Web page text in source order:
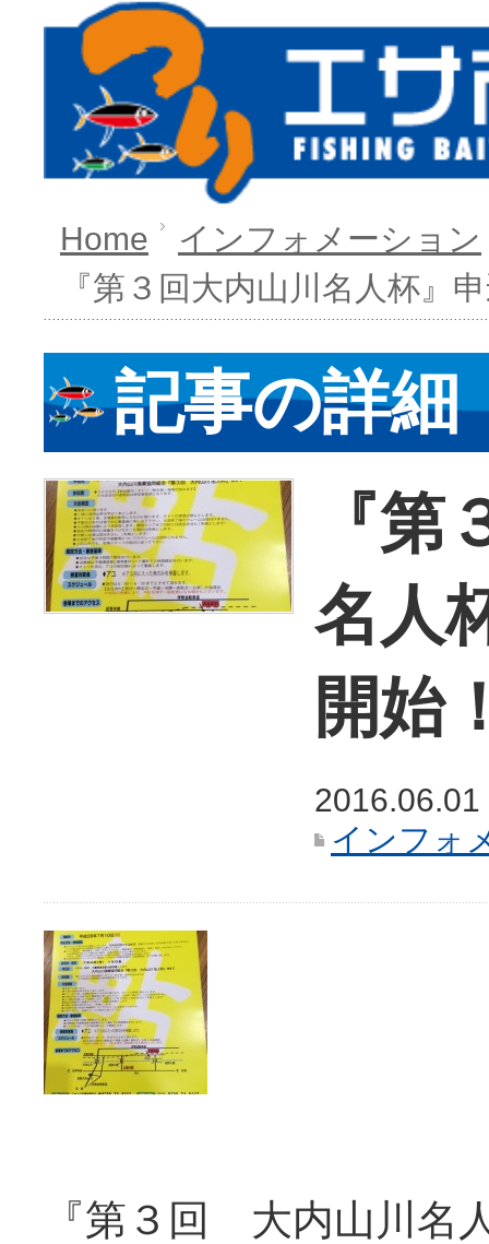
Home インフォメーション
『第３回大内山川名人杯』
記事の詳細
『
名人
開始
2016.06.01
インフォ
『第３回 大内山川名